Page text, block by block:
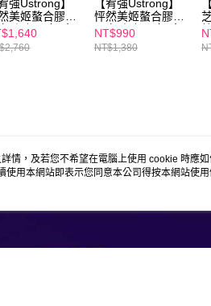
宥強Ustrong】
美姬螯合膠原
胜肽 15包/盒
元氣美妍膠囊
【宥強Ustrong】
怦然美姬螯合膠原
蛋白胜肽 15包/盒
NT$990
NT$1,380
情，及若您不希望在電腦上使用 cookie 時應
使用本網站即表示您同意本公司得按本網站使